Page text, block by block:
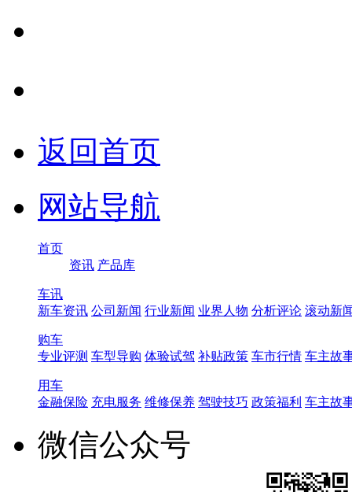
返回首页
网站导航
首页
资讯 产品库
车讯
新车资讯 公司新闻 行业新闻 业界人物 分析评论 滚动新
购车
专业评测 车型导购 体验试驾 补贴政策 车市行情 车主故
用车
金融保险 充电服务 维修保养 驾驶技巧 政策福利 车主故
微信公众号